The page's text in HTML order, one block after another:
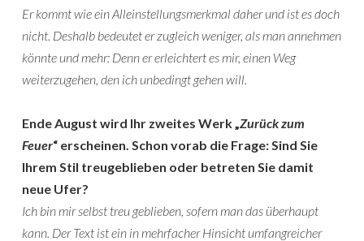
Er kommt wie ein Alleinstellungsmerkmal daher und ist es doch
nicht. Deshalb bedeutet er zugleich weniger, als man annehmen
könnte und mehr: Denn er erleichtert es mir, einen Weg
weiterzugehen, den ich unbedingt gehen will.
Ende August wird Ihr zweites Werk „Zurück zum
Feuer“ erscheinen. Schon vorab die Frage: Sind Sie
Ihrem Stil treugeblieben oder betreten Sie damit
neue Ufer?
Ich bin mir selbst treu geblieben, sofern man das überhaupt
kann. Der Text ist ein in mehrfacher Hinsicht umfangreicher